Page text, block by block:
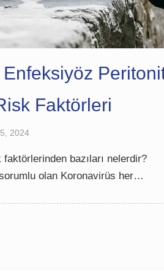
Enfeksiyöz
Faktörleri
2024
faktörlerinden bazıları nelerdir?
olan Koronavirüs her…